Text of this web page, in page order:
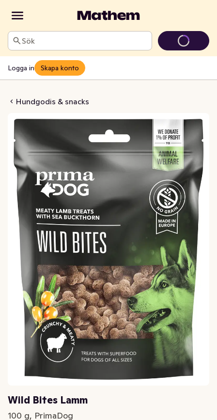
Sök
Logga in Skapa konto
Hundgodis & snacks
Lamm
Wild Bites Lamm
100 g, PrimaDog